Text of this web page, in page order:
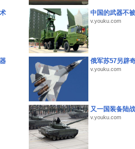
中国的武器不
v.youku.com
俄军苏57另辟
v.youku.com
又一国装备陆
v.youku.com